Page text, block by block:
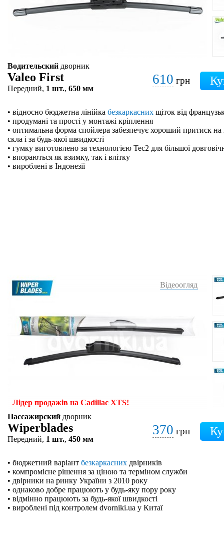
Водительский дворник
Valeo First
Передний, 1 шт., 650 мм
610 грн
• відносно бюджетна лінійка безкаркасних щіток від
• продумані та прості у монтажі кріплення
• оптимальна форма спойлера забезпечує хороший притиск на
скла і за будь-якої швидкості
• гумку виготовлено за технологією Tec2 для більшої
• впораються як взимку, так і влітку
• вироблені в Індонезії
Відеоогляд
Лідер продажів на Cadillac XTS!
Пассажирский дворник
Wiperblades
Передний, 1 шт., 450 мм
370 грн
• бюджетний варіант безкаркасних двірників
• компромісне рішення за ціною та терміном служби
• двірники на ринку України з 2010 року
• однаково добре працюють у будь-яку пору року
• відмінно працюють за будь-якої швидкості
• вироблені під контролем dvorniki.ua у Китаї